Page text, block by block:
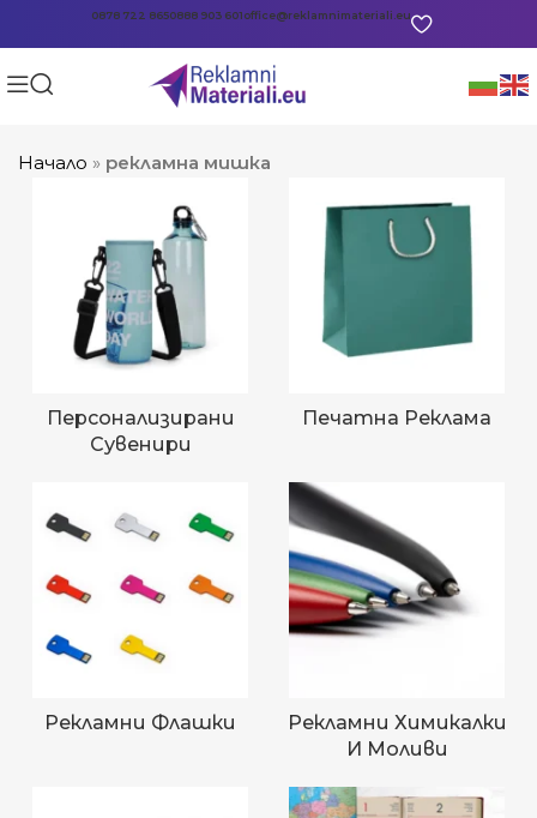
0878 722 8650888 903 601office@reklamnimateriali.eu
Начало » рекламна мишка
Персонализирани
Сувенири
Печатна Реклама
Рекламни Флашки
Рекламни Химикалки
И Моливи